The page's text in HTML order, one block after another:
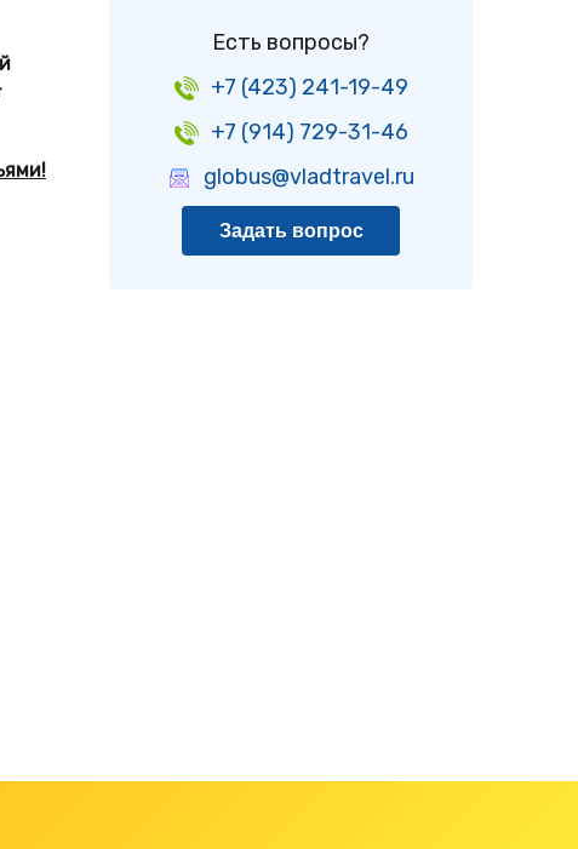
Есть вопросы?
+7 (423) 241-19-49
+7 (914) 729-31-46
globus@vladtravel.ru
Задать вопрос